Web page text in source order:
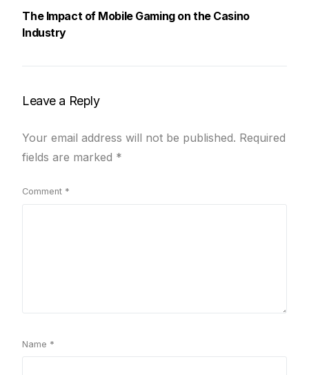
The Impact of Mobile Gaming on the Casino
Industry
Leave a Reply
Your email address will not be published. Required
fields are marked *
Comment *
Name *